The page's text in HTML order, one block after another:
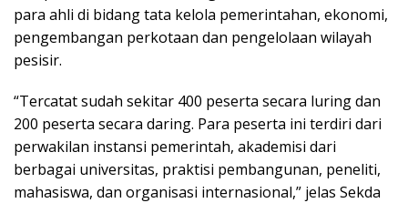
para ahli di bidang tata kelola pemerintahan, ekonomi,
pengembangan perkotaan dan pengelolaan wilayah
pesisir.
“Tercatat sudah sekitar 400 peserta secara luring dan
200 peserta secara daring. Para peserta ini terdiri dari
perwakilan instansi pemerintah, akademisi dari
berbagai universitas, praktisi pembangunan, peneliti,
mahasiswa, dan organisasi internasional,” jelas Sekda